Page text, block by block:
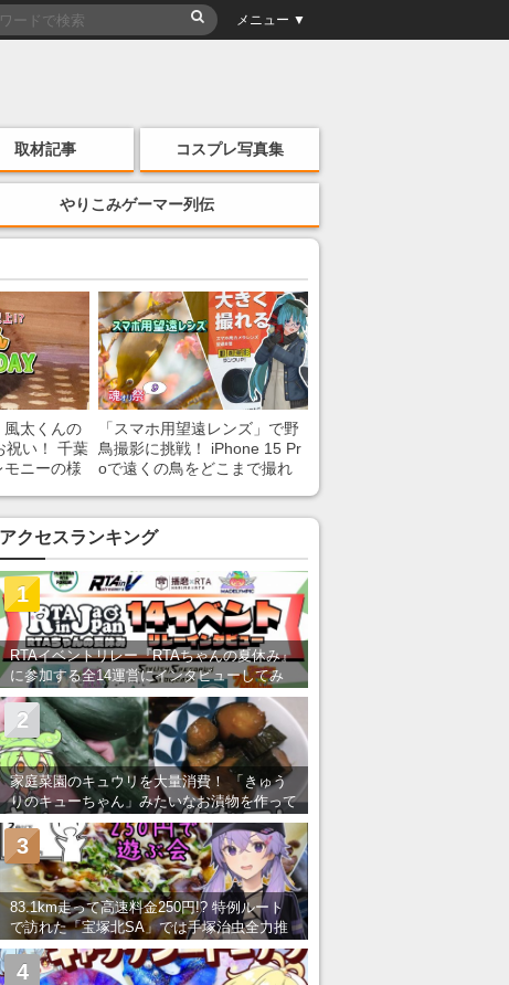
メニュー ▼
取材記事 コスプレ写真集
やりこみゲーマー列伝
風太くんの
祝い！ 千葉
ニーの様
「スマホ用望遠レンズ」で野
鳥撮影に挑戦！ iPhone 15 Pr
oで遠くの鳥をどこまで撮れ
アクセスランキング
RTAイベントリレー『RTAちゃんの夏休み』
に参加する全14運営にインタビューしてみ
た！ 「RTA in Japan」のチャンネルの貸し
出しを利用し8/9から1週間にわたって開催
1
家庭菜園のキュウリを大量消費！ 「きゅう
りのキューちゃん」みたいなお漬物を作って
みた
2
83.1km走って高速料金250円!? 特例ルート
で訪れた「宝塚北SA」では手塚治虫全力推
し＆関西グルメが楽しめる！
3
4